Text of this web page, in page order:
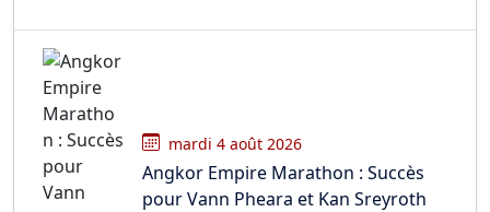
mardi 4 août 2026
Angkor Empire Marathon : Succès
pour Vann Pheara et Kan Sreyroth